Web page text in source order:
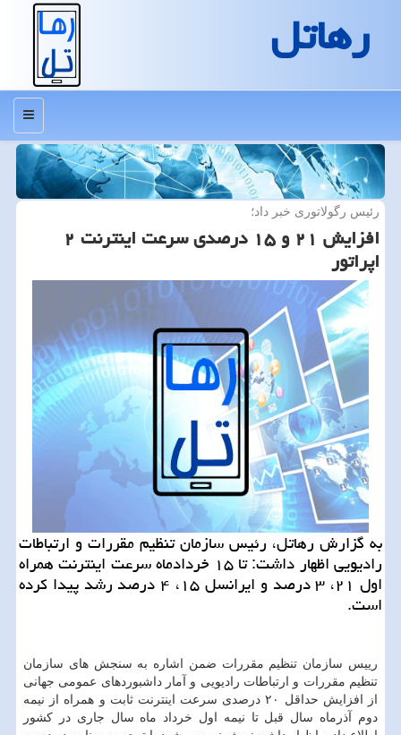
رهاتل
منو
رئیس رگولاتوری خبر داد؛
افزایش ۲۱ و ۱۵ درصدی سرعت اینترنت ۲
اپراتور
به گزارش رهاتل، رئیس سازمان تنظیم مقررات و ارتباطات
رادیویی اظهار داشت: تا ۱۵ خردادماه سرعت اینترنت همراه
اول ۲۱، ۳ درصد و ایرانسل ۱۵، ۴ درصد رشد پیدا کرده
است.
رییس سازمان تنظیم مقررات ضمن اشاره به سنجش های سازمان
تنظیم مقررات و ارتباطات رادیویی و آمار داشبوردهای عمومی جهانی
از افزایش حداقل ۲۰ درصدی سرعت اینترنت ثابت و همراه از نیمه
دوم آذرماه سال قبل تا نیمه اول خرداد ماه سال جاری در کشور